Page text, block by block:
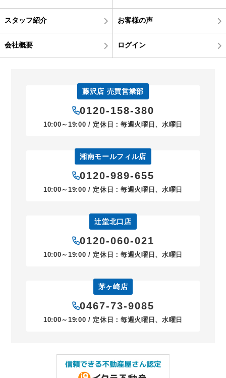
スタッフ紹介 お客様の声
会社概要 ログイン
藤沢店 売買営業部
0120-158-380
10:00～19:00 / 定休日：毎週火曜日、水曜日
湘南モールフィル店
0120-989-655
10:00～19:00 / 定休日：毎週火曜日、水曜日
辻堂北口店
0120-060-021
10:00～19:00 / 定休日：毎週火曜日、水曜日
茅ヶ崎店
0467-73-9085
10:00～19:00 / 定休日：毎週火曜日、水曜日